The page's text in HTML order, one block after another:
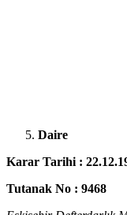
Daire
Karar Tarihi :
Tutanak No : 9468